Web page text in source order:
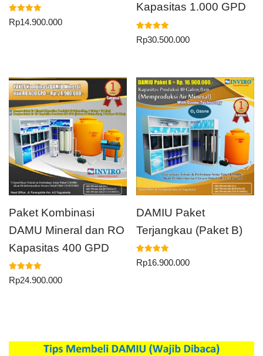
Dinilai
5.00
Rp14.900.000
Kapasitas 1.000 GPD
Dinilai
5.00
Rp30.500.000
Paket Kombinasi
DAMU Mineral dan RO
Kapasitas 400 GPD
Dinilai
5.00
Rp24.900.000
DAMIU Paket
Terjangkau (Paket B)
Dinilai
5.00
Rp16.900.000